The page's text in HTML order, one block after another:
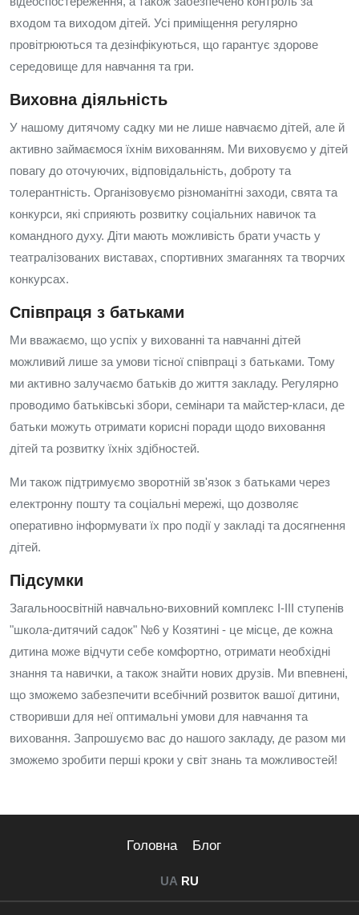
входом та виходом дітей. Усі приміщення регулярно
провітрюються та дезінфікуються, що гарантує здорове
середовище для навчання та гри.
Виховна діяльність
У нашому дитячому садку ми не лише навчаємо дітей, але й
активно займаємося їхнім вихованням. Ми виховуємо у дітей
повагу до оточуючих, відповідальність, доброту та
толерантність. Організовуємо різноманітні заходи, свята та
конкурси, які сприяють розвитку соціальних навичок та
командного духу. Діти мають можливість брати участь у
театралізованих виставах, спортивних змаганнях та творчих
конкурсах.
Співпраця з батьками
Ми вважаємо, що успіх у вихованні та навчанні дітей
можливий лише за умови тісної співпраці з батьками. Тому
ми активно залучаємо батьків до життя закладу. Регулярно
проводимо батьківські збори, семінари та майстер-класи, де
батьки можуть отримати корисні поради щодо виховання
дітей та розвитку їхніх здібностей.
Ми також підтримуємо зворотній зв'язок з батьками через
електронну пошту та соціальні мережі, що дозволяє
оперативно інформувати їх про події у закладі та досягнення
дітей.
Підсумки
Загальноосвітній навчально-виховний комплекс I-III ступенів
"школа-дитячий садок" №6 у Козятині - це місце, де кожна
дитина може відчути себе комфортно, отримати необхідні
знання та навички, а також знайти нових друзів. Ми впевнені,
що зможемо забезпечити всебічний розвиток вашої дитини,
створивши для неї оптимальні умови для навчання та
виховання. Запрошуємо вас до нашого закладу, де разом ми
зможемо зробити перші кроки у світ знань та можливостей!
Головна Блог
UA RU